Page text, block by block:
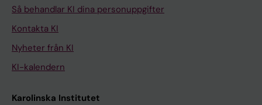
Så behandlar KI dina personuppgifter
Kontakta KI
Nyheter från KI
KI-kalendern
Karolinska Institutet